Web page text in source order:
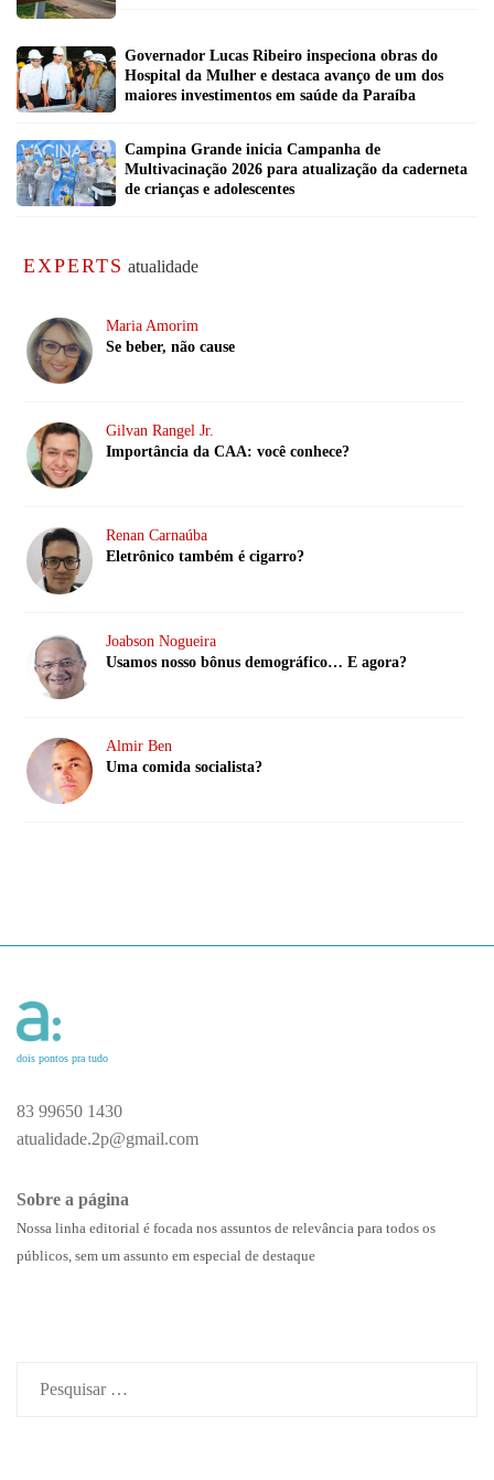
Governador Lucas Ribeiro inspeciona obras do
Hospital da Mulher e destaca avanço de um dos
maiores investimentos em saúde da Paraíba
Campina Grande inicia Campanha de
Multivacinação 2026 para atualização da caderneta
de crianças e adolescentes
EXPERTS atualidade
Maria Amorim
Se beber, não cause
Gilvan Rangel Jr.
Importância da CAA: você conhece?
Renan Carnaúba
Eletrônico também é cigarro?
Joabson Nogueira
Usamos nosso bônus demográfico… E agora?
Almir Ben
Uma comida socialista?
dois pontos pra tudo
83 99650 1430
atualidade.2p@gmail.com
Sobre a página
Nossa linha editorial é focada nos assuntos de relevância para todos os
públicos, sem um assunto em especial de destaque